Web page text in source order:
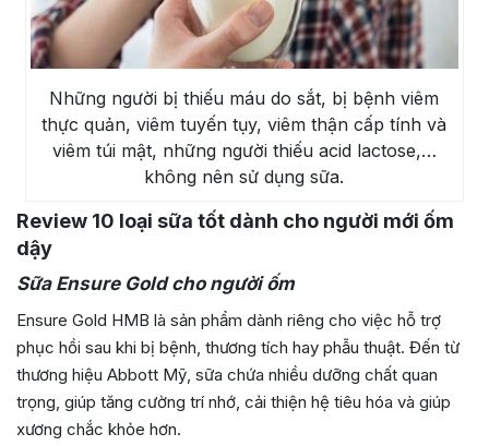
Những người bị thiếu máu do sắt, bị bệnh viêm
thực quản, viêm tuyến tụy, viêm thận cấp tính và
viêm túi mật, những người thiếu acid lactose,…
không nên sử dụng sữa.
Review 10 loại sữa tốt dành cho người mới ốm
dậy
Sữa Ensure Gold cho người ốm
Ensure Gold HMB là sản phẩm dành riêng cho việc hỗ trợ
phục hồi sau khi bị bệnh, thương tích hay phẫu thuật. Đến từ
thương hiệu Abbott Mỹ, sữa chứa nhiều dưỡng chất quan
trọng, giúp tăng cường trí nhớ, cải thiện hệ tiêu hóa và giúp
xương chắc khỏe hơn.